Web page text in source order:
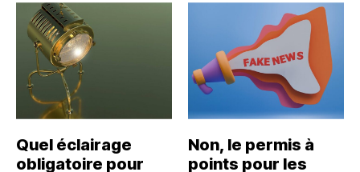
Quel éclairage
obligatoire pour
Non, le permis à
points pour les